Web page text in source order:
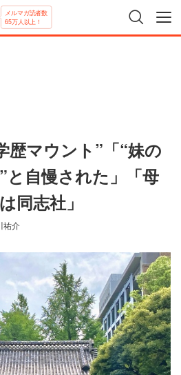
メルマガ読者数
65万人以上！
歴マウント”「“妹の
と自慢された」「母
同志社」
祐介